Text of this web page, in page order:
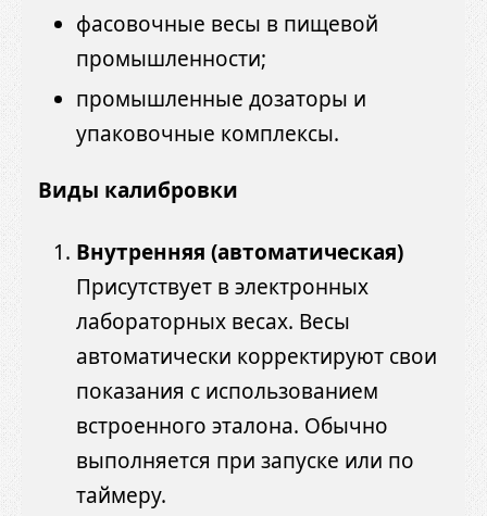
фасовочные весы в пищевой
промышленности;
промышленные дозаторы и
упаковочные комплексы.
Виды калибровки
Внутренняя (автоматическая)
Присутствует в электронных
лабораторных весах. Весы
автоматически корректируют свои
показания с использованием
встроенного эталона. Обычно
выполняется при запуске или по
таймеру.